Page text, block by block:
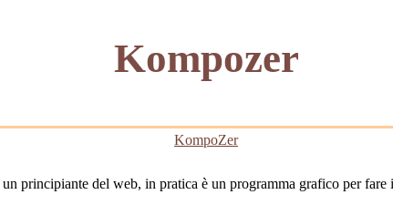
Kompozer
KompoZer
principiante del web, in pratica è un programma grafico per